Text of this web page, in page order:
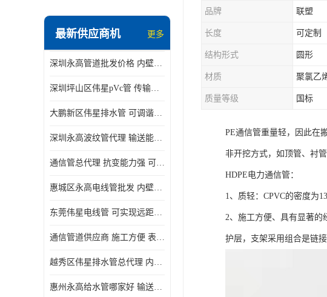
最新供应商机 更多
深圳永高管道批发价格 内壁光滑 抗震性能好
深圳坪山区伟星pVc管 传输损耗小 频率稳定性好
大鹏新区伟星排水管 可调谐性好 大功率 效率高
深圳永高波纹管代理 输送能力强 可以承受高温
通信管总代理 抗变能力强 可耐强震 扭曲
惠城区永高电线管批发 内壁光滑 抗震性能好
东莞伟星电线管 可实现远距离通信 频率稳定性好
通信管道供应商 施工方便 表面电阻系数大
越秀区伟星排水管总代理 内部表面光滑 大功率 效率高
惠州永高给水管哪家好 输送能力强 方便施工和运输
品牌 联塑
长度 可定制
结构形式 圆形
材质 聚氯乙
质量等级 国标
PE通信管重量轻，因此在
非开挖方式，如顶管、衬
HDPE电力通信管：
1、质轻：CPVC的密度为
2、施工方便、具有显著的
护层，支架采用组合是链